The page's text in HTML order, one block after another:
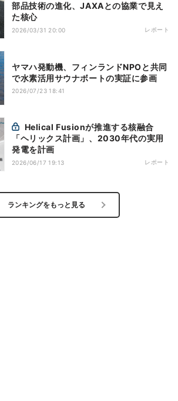
部品技術の進化、JAXAとの協業で見え
た核心
2026/03/31 20:00 レポート
ヤマハ発動機、フィンランドNPOと共同
で水素活用サウナボートの実証に参画
2026/07/23 18:41
「ヘリックス計画」、2030年代の実用
発電を計画
2026/06/17 19:13 レポート
ランキングをもっと見る